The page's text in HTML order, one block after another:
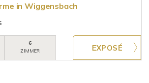
in Wiggensbach
6
ZIMMER